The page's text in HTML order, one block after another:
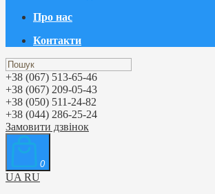
Про нас
Контакти
+38 (067) 513-65-46
+38 (067) 209-05-43
+38 (050) 511-24-82
+38 (044) 286-25-24
Замовити дзвінок
0
UA RU